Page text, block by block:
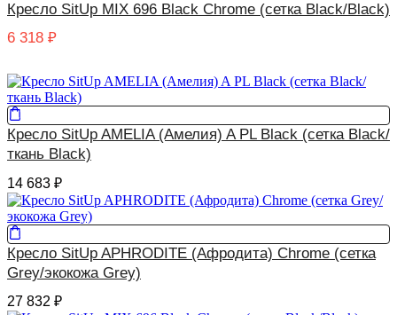
Кресло SitUp MIX 696 Black Chrome (сетка Black/Black)
6 318 ₽
Кресло SitUp AMELIA (Амелия) A PL Black (сетка Black/
ткань Black)
14 683 ₽
Кресло SitUp APHRODITE (Афродита) Chrome (сетка
Grey/экокожа Grey)
27 832 ₽